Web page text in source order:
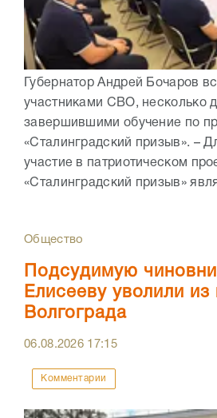
Губернатор Андрей Бочаров
участниками СВО, несколько
завершившими обучение по
«Сталинградский призыв». –
участие в патриотическом
«Сталинградский призыв»
Общество
Подсудимую
Елисееву уволили из
Волгограда
06.08.2026 17:15
Комментарии